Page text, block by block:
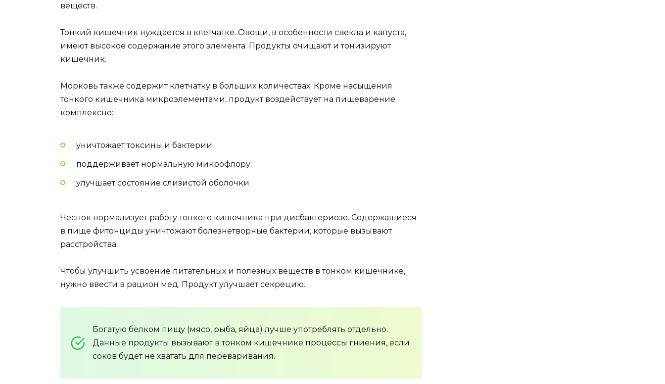
веществ.
Тонкий кишечник нуждается в клетчатке. Овощи, в особенности свекла и капуста,
имеют высокое содержание этого элемента. Продукты очищают и тонизируют
кишечник.
Морковь также содержит клетчатку в больших количествах. Кроме насыщения
тонкого кишечника микроэлементами, продукт воздействует на пищеварение
комплексно:
уничтожает токсины и бактерии;
поддерживает нормальную микрофлору;
улучшает состояние слизистой оболочки.
Чеснок нормализует работу тонкого кишечника при дисбактериозе. Содержащиеся
в пище фитонциды уничтожают болезнетворные бактерии, которые вызывают
расстройства.
Чтобы улучшить усвоение питательных и полезных веществ в тонком кишечнике,
нужно ввести в рацион мед. Продукт улучшает секрецию.
Богатую белком пищу (мясо, рыба, яйца) лучше употреблять отдельно.
Данные продукты вызывают в тонком кишечнике процессы гниения, если
соков будет не хватать для переваривания.